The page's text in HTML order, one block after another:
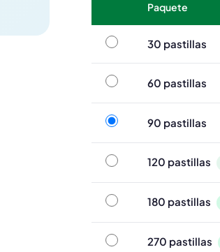
Paquete
30 pastillas30 pastillas
60 pastillas60 pastillas
90 pastillas90 pastillas
120 pastillas120 pastillas
180 pastillas180 pastillas
270 pastillas270 pastillas